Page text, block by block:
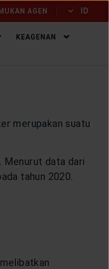
AGEN ID
KEAGENAN
merupakan suatu
Menurut data dari
tahun 2020.
ID EN